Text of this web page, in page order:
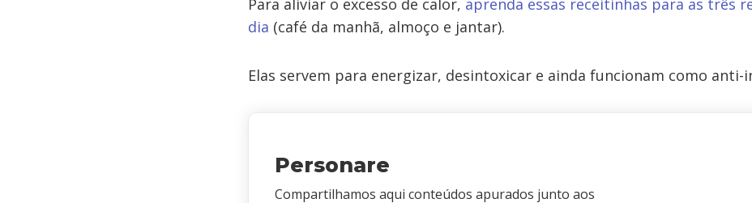
Para aliviar o excesso de calor, aprenda essas receitinhas para as três
dia (café da manhã, almoço e jantar).
Elas servem para energizar, desintoxicar e ainda funcionam como
Personare
Compartilhamos aqui conteúdos apurados junto aos